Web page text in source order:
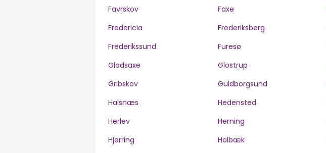
Favrskov
Faxe
Fredericia
Frederiksberg
Frederikssund
Furesø
Gladsaxe
Glostrup
Gribskov
Guldborgsund
Halsnæs
Hedensted
Herlev
Herning
Hjørring
Holbæk